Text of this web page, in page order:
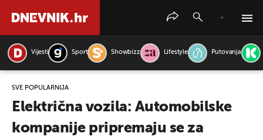
Vijesti Sport Showbizz Lifestyle Putovanja
SVE POPULARNIJA
Električna vozila: Automobilske
kompanije pripremaju se za
PRETRAŽITE VIJESTI